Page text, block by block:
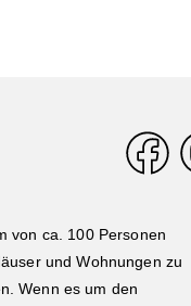
von ca. 100 Personen
und Wohnungen zu
Wenn es um den